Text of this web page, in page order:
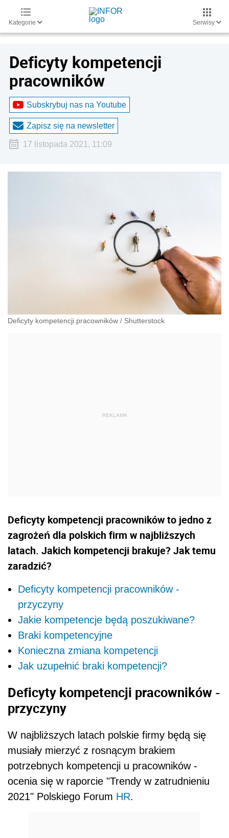
Kategorie Serwisy
Deficyty kompetencji
pracowników
Subskrybuj nas na Youtube
Zapisz się na newsletter
17 listopada 2021, 11:09
Deficyty kompetencji pracowników / Shutterstock
Deficyty kompetencji pracowników to jedno z
zagrożeń dla polskich firm w najbliższych
latach. Jakich kompetencji brakuje? Jak temu
zaradzić?
Deficyty kompetencji pracowników -
przyczyny
Jakie kompetencje będą poszukiwane?
Braki kompetencyjne
Konieczna zmiana kompetencji
Jak uzupełnić braki kompetencji?
Deficyty kompetencji pracowników -
przyczyny
W najbliższych latach polskie firmy będą się
musiały mierzyć z rosnącym brakiem
potrzebnych kompetencji u pracowników -
ocenia się w raporcie "Trendy w zatrudnieniu
2021" Polskiego Forum HR.